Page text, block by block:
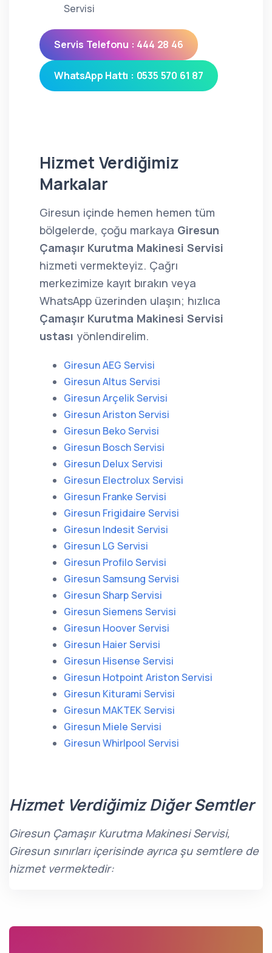
Servisi
Servis Telefonu : 444 28 46
WhatsApp Hattı : 0535 570 61 87
Hizmet Verdiğimiz
Markalar
Giresun içinde hemen hemen tüm
bölgelerde, çoğu markaya Giresun
Çamaşır Kurutma Makinesi Servisi
hizmeti vermekteyiz. Çağrı
merkezimize kayıt bırakın veya
WhatsApp üzerinden ulaşın; hızlıca
Çamaşır Kurutma Makinesi Servisi
ustası yönlendirelim.
Giresun AEG Servisi
Giresun Altus Servisi
Giresun Arçelik Servisi
Giresun Ariston Servisi
Giresun Beko Servisi
Giresun Bosch Servisi
Giresun Delux Servisi
Giresun Electrolux Servisi
Giresun Franke Servisi
Giresun Frigidaire Servisi
Giresun Indesit Servisi
Giresun LG Servisi
Giresun Profilo Servisi
Giresun Samsung Servisi
Giresun Sharp Servisi
Giresun Siemens Servisi
Giresun Hoover Servisi
Giresun Haier Servisi
Giresun Hisense Servisi
Giresun Hotpoint Ariston Servisi
Giresun Kiturami Servisi
Giresun MAKTEK Servisi
Giresun Miele Servisi
Giresun Whirlpool Servisi
Hizmet Verdiğimiz Diğer Semtler
Giresun Çamaşır Kurutma Makinesi Servisi,
Giresun sınırları içerisinde ayrıca şu semtlere de
hizmet vermektedir: